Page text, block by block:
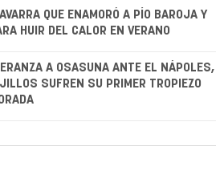
QUE ENAMORÓ A PÍO BAROJA Y
HUIR DEL CALOR EN VERANO
A OSASUNA ANTE EL NÁPOLES,
SUFREN SU PRIMER TROPIEZO